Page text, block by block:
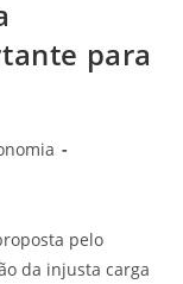
para
pelo
da injusta carga